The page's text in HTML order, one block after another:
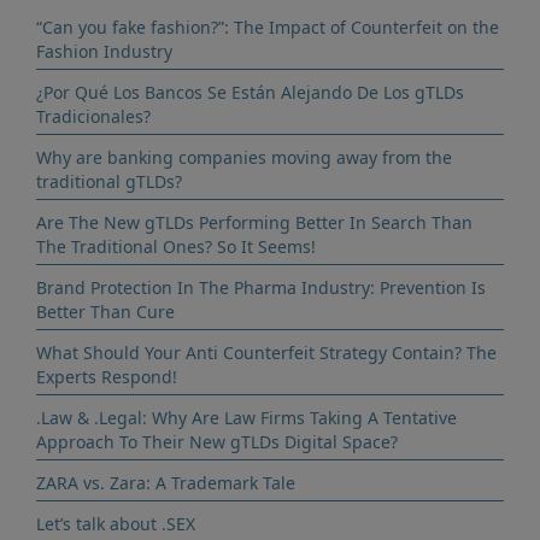
“Can you fake fashion?”: The Impact of Counterfeit on the
Fashion Industry
¿Por Qué Los Bancos Se Están Alejando De Los gTLDs
Tradicionales?
Why are banking companies moving away from the
traditional gTLDs?
Are The New gTLDs Performing Better In Search Than
The Traditional Ones? So It Seems!
Brand Protection In The Pharma Industry: Prevention Is
Better Than Cure
What Should Your Anti Counterfeit Strategy Contain? The
Experts Respond!
.Law & .Legal: Why Are Law Firms Taking A Tentative
Approach To Their New gTLDs Digital Space?
ZARA vs. Zara: A Trademark Tale
Let’s talk about .SEX